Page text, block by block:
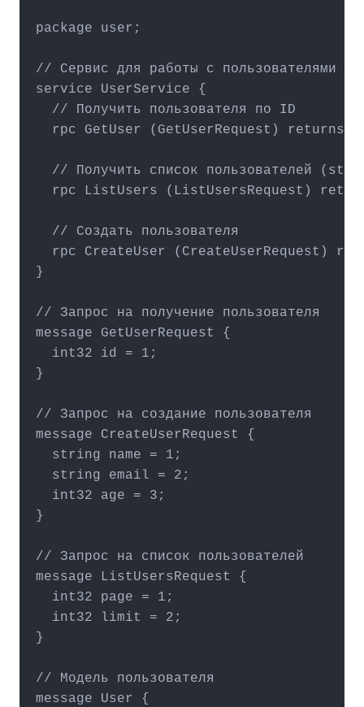
package user;
// Сервис для работы с пользователями
service UserService {
  // Получить пользователя по ID
rpc GetUser (GetUserRequest) returns
// Получить список пользователей
rpc ListUsers (ListUsersRequest)
  // Создать пользователя
rpc CreateUser (CreateUserRequest)
}
// Запрос на получение пользователя
message GetUserRequest {
  int32 id = 1;
}
// Запрос на создание пользователя
message CreateUserRequest {
  string name = 1;
  string email = 2;
  int32 age = 3;
}
// Запрос на список пользователей
message ListUsersRequest {
  int32 page = 1;
  int32 limit = 2;
}
// Модель пользователя
message User {